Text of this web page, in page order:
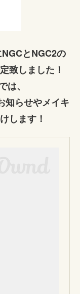
とNGC2の
致しました！
、
知らせやメイキ
します！